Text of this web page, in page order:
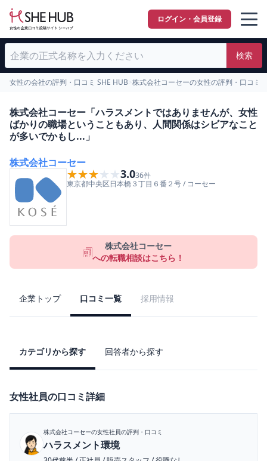
ログイン・会員登録
検索
女性の会社の評判・口コミ SHE HUB 株式会社コーセーの女性の評判・口コミ
株式会社コーセー「ハラスメントではありませんが、女性
ばかりの職場ということもあり、人間関係はシビアなこと
が多いでかもし...」
株式会社コーセー
★★★★★
★★★★★3.036件
東京都中央区日本橋３丁目６番２号/ コーセー
株式会社コーセー
への転職相談はこちら！
企業トップ 口コミ一覧 採用情報
カテゴリから探す 回答者から探す
女性社員の口コミ詳細
株式会社コーセーの女性社員の評判・口コミ
ハラスメント環境